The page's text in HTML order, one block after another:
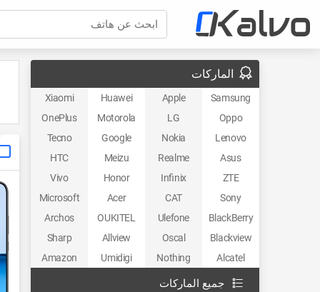
ابحث عن هاتف
الماركات
Samsung
Apple
Huawei
Xiaomi
Oppo
LG
Motorola
OnePlus
Lenovo
Nokia
Google
Tecno
Asus
Realme
Meizu
HTC
ZTE
Infinix
Honor
Vivo
Sony
CAT
Acer
Microsoft
BlackBerry
Ulefone
OUKITEL
Archos
Blackview
Oscal
Allview
Sharp
Alcatel
Nothing
Umidigi
Amazon
جميع الماركات